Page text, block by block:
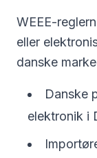
WEEE-
eller
danske
Danske
elektronik i